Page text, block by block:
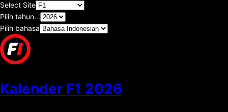
Select Site
Pilih tahun...
Pilih bahasa
Kalender F1 2026